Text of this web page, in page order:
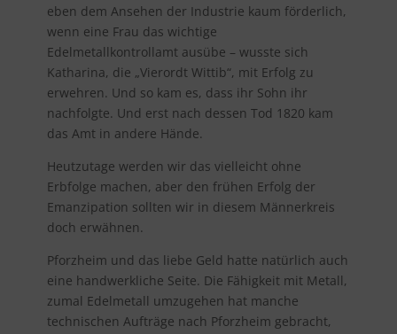
eben dem Ansehen der Industrie kaum förderlich,
wenn eine Frau das wichtige
Edelmetallkontrollamt ausübe – wusste sich
Katharina, die „Vierordt Wittib“, mit Erfolg zu
erwehren. Und so kam es, dass ihr Sohn ihr
nachfolgte. Und erst nach dessen Tod 1820 kam
das Amt in andere Hände.
Heutzutage werden wir das vielleicht ohne
Erbfolge machen, aber den frühen Erfolg der
Emanzipation sollten wir in diesem Männerkreis
doch erwähnen.
Pforzheim und das liebe Geld hatte natürlich auch
eine handwerkliche Seite. Die Fähigkeit mit Metall,
zumal Edelmetall umzugehen hat manche
technischen Aufträge nach Pforzheim gebracht,